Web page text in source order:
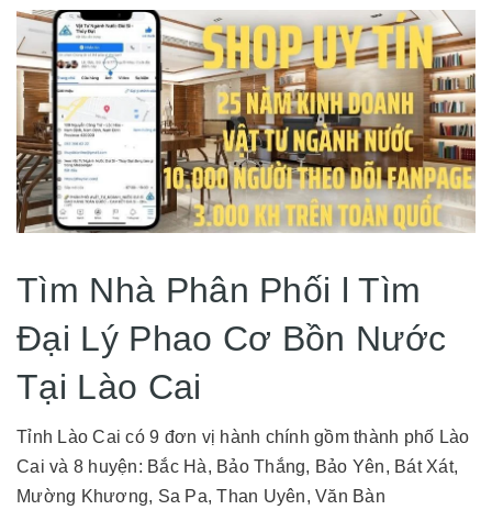
Tìm Nhà Phân Phối l Tìm
Đại Lý Phao Cơ Bồn Nước
Tại Lào Cai
Tỉnh Lào Cai có 9 đơn vị hành chính gồm thành phố Lào
Cai và 8 huyện: Bắc Hà, Bảo Thắng, Bảo Yên, Bát Xát,
Mường Khương, Sa Pa, Than Uyên, Văn Bàn